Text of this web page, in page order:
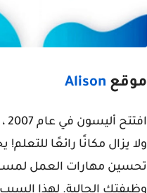
موقع Alison
افتتح أليسون في عام 2007 ، ويعتبر من قبل معظم الناس ليكون أول MOOC.
تحسين مهارات العمل